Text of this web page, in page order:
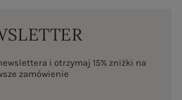
i otrzymaj 15% zniżki na
zamówienie